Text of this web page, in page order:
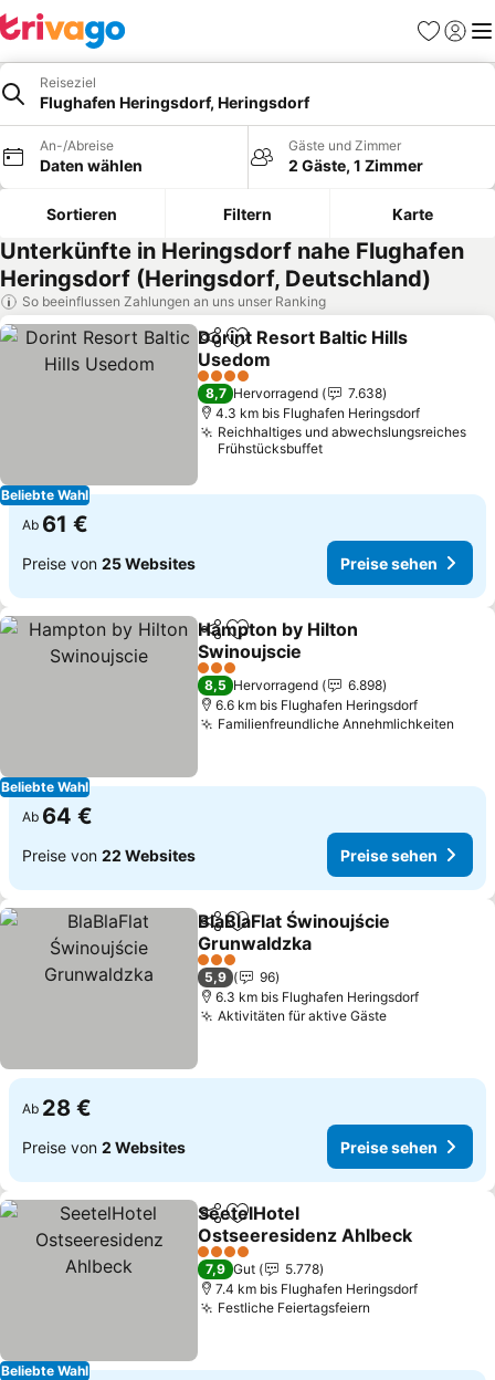
Favoriten
Reiseziel
Flughafen Heringsdorf, Heringsdorf
An-/Abreise
Daten wählen
Gäste und Zimmer
2 Gäste, 1 Zimmer
Sortieren Filtern Karte
Unterkünfte in Heringsdorf nahe Flughafen
Heringsdorf (Heringsdorf, Deutschland)
So beeinflussen Zahlungen an uns unser Ranking
Beliebte Wahl
TeilenZu Favoriten hinzufügen
Dorint Resort Baltic Hills
Usedom
4 Sterne
8,7 Hervorragend
7.638
4.3 km bis Flughafen Heringsdorf
Reichhaltiges und abwechslungsreiches
Frühstücksbuffet
Ab 61 €
Preise von 25 Websites Preise sehen
Beliebte Wahl
TeilenZu Favoriten hinzufügen
Hampton by Hilton
Swinoujscie
3 Sterne
8,5 Hervorragend
6.898
6.6 km bis Flughafen Heringsdorf
Familienfreundliche Annehmlichkeiten
Ab 64 €
Preise von 22 Websites Preise sehen
TeilenZu Favoriten hinzufügen
BlaBlaFlat Świnoujście
Grunwaldzka
3 Sterne
5,9
96
6.3 km bis Flughafen Heringsdorf
Aktivitäten für aktive Gäste
Ab 28 €
Preise von 2 Websites Preise sehen
Beliebte Wahl
TeilenZu Favoriten hinzufügen
SeetelHotel
Ostseeresidenz Ahlbeck
4 Sterne
7,9 Gut
5.778
7.4 km bis Flughafen Heringsdorf
Festliche Feiertagsfeiern